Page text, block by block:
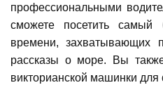
профессиональными
сможете посетить самый
времени, захватывающих
рассказы о море. Вы
викторианской машинки для